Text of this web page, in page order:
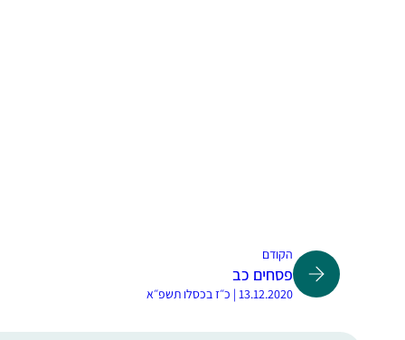
הקודם
פסחים כב
13.12.2020 | כ״ז בכסלו תשפ״א